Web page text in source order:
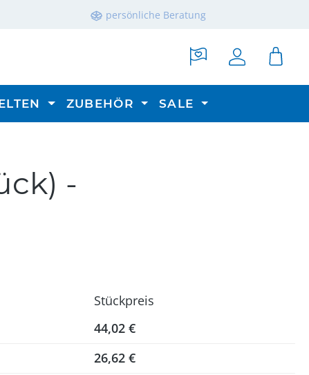
persönliche Beratung
ZUBEHÖR SALE
-
Stückpreis
44,02 €
26,62 €